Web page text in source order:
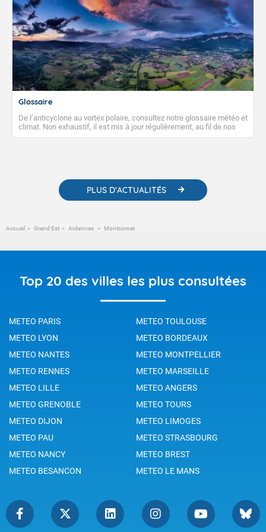
Glossaire
De l’anticyclone au vortex polaire, consultez notre glossaire météo et
climat. Non exhaustif, il est mis à jour régulièrement, au fil de nos
publications. Vous y trouverez également des liens utiles vers nos
PLUS D'ACTUALITÉS
Accueil Grand Est Ardennes Montcornet
Top 20 des villes les plus consultées
METEO PARIS
METEO TOULOUSE
METEO LYON
METEO BORDEAUX
METEO NANTES
METEO MONTPELLIER
METEO RENNES
METEO MARSEILLE
METEO LILLE
METEO ANGERS
METEO GRENOBLE
METEO TOURS
METEO DIJON
METEO LIMOGES
METEO PAU
METEO STRASBOURG
METEO NANCY
METEO BREST
METEO BESANCON
METEO LE MANS